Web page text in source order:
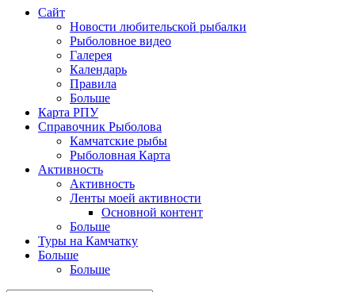
Сайт
Новости любительской рыбалки
Рыболовное видео
Галерея
Календарь
Правила
Больше
Карта РПУ
Справочник Рыболова
Камчатские рыбы
Рыболовная Карта
Активность
Активность
Ленты моей активности
Основной контент
Больше
Туры на Камчатку
Больше
Больше